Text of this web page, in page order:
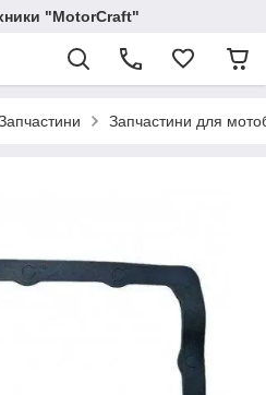
"MotorCraft"
Запчастини для